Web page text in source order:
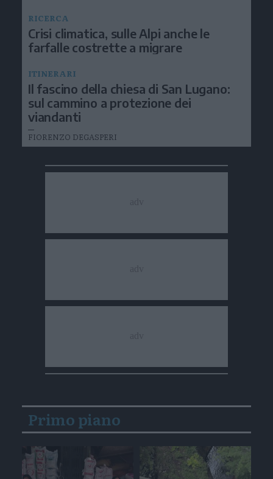
RICERCA
Crisi climatica, sulle Alpi anche le
farfalle costrette a migrare
ITINERARI
Il fascino della chiesa di San Lugano:
sul cammino a protezione dei
viandanti
FIORENZO DEGASPERI
Primo piano